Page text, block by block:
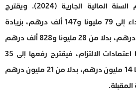
تم تخصيصها للهيئة برسم السنة المالية الجارية (2024). ويقترح
التعديل رفع اعتمادات الأداء إلى 79 مليونا و147 ألف درهم، بزيادة
قدرها 50 مليونا و319 ألف درهم، بدلا من 28 مليونا و828 ألف درهم
المقررة في المشروع. أما اعتمادات الالتزام، فيقترح رفعها إلى 35
مليون درهم، بزيادة قدرها 14 مليون درهم، بدلا من 21 مليون درهم